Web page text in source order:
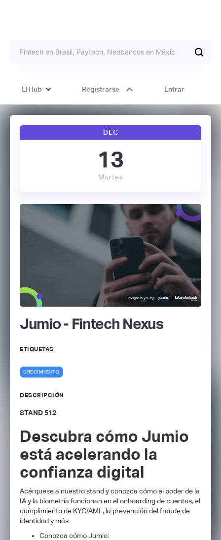
El Hub Registrarse Entrar
DEC
13
Martes
Jumio - Fintech Nexus
ETIQUETAS
CRECIMIENTO
DESCRIPCIÓN
STAND 512
Descubra cómo Jumio
está acelerando la
confianza digital
Acérquese a nuestro stand y conozca cómo el poder de la
IA y la biometría funcionan en el onboarding de cuentas, el
cumplimiento de KYC/AML, la prevención del fraude de
identidad y más.
Conozca cómo Jumio: